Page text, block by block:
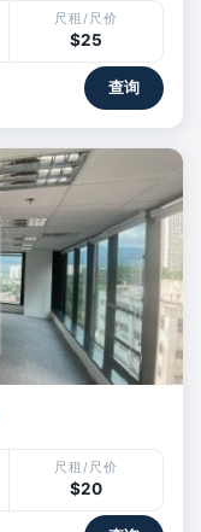
尺租/尺价
$25
查询
尺租/尺价
$20